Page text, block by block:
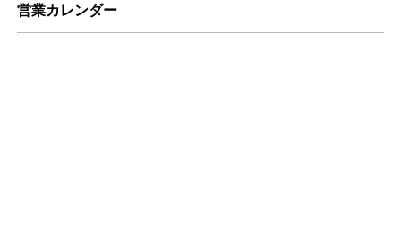
営業カレンダー